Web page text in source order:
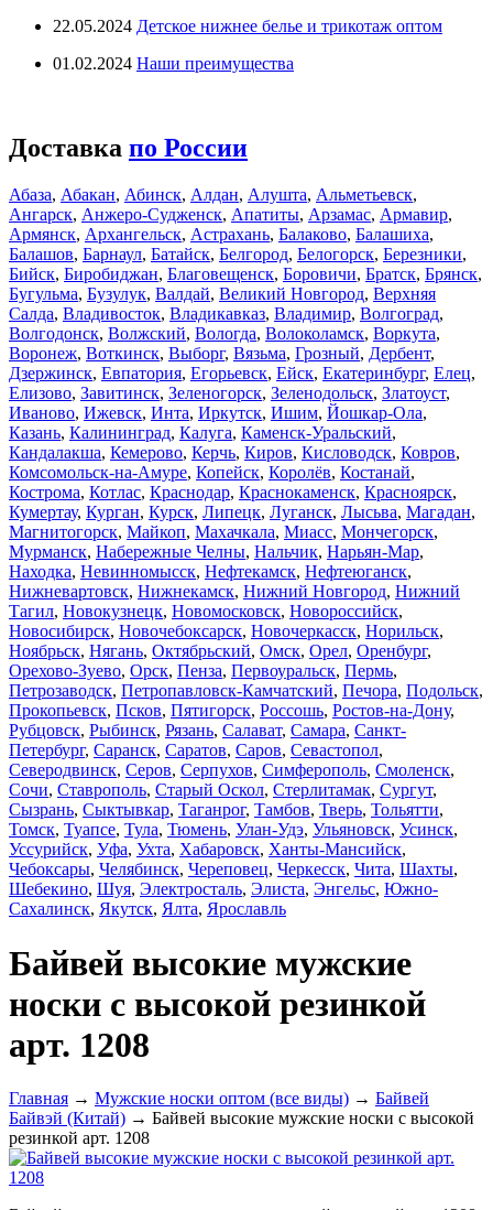
22.05.2024 Детское нижнее белье и трикотаж оптом
01.02.2024 Наши преимущества
Доставка по России
Абаза, Абакан, Абинск, Алдан, Алушта, Альметьевск,
Ангарск, Анжеро-Судженск, Апатиты, Арзамас, Армавир,
Армянск, Архангельск, Астрахань, Балаково, Балашиха,
Балашов, Барнаул, Батайск, Белгород, Белогорск, Березники,
Бийск, Биробиджан, Благовещенск, Боровичи, Братск, Брянск,
Бугульма, Бузулук, Валдай, Великий Новгород, Верхняя
Салда, Владивосток, Владикавказ, Владимир, Волгоград,
Волгодонск, Волжский, Вологда, Волоколамск, Воркута,
Воронеж, Воткинск, Выборг, Вязьма, Грозный, Дербент,
Дзержинск, Евпатория, Егорьевск, Ейск, Екатеринбург, Елец,
Елизово, Завитинск, Зеленогорск, Зеленодольск, Златоуст,
Иваново, Ижевск, Инта, Иркутск, Ишим, Йошкар-Ола,
Казань, Калининград, Калуга, Каменск-Уральский,
Кандалакша, Кемерово, Керчь, Киров, Кисловодск, Ковров,
Комсомольск-на-Амуре, Копейск, Королёв, Костанай,
Кострома, Котлас, Краснодар, Краснокаменск, Красноярск,
Кумертау, Курган, Курск, Липецк, Луганск, Лысьва, Магадан,
Магнитогорск, Майкоп, Махачкала, Миасс, Мончегорск,
Мурманск, Набережные Челны, Нальчик, Нарьян-Мар,
Находка, Невинномысск, Нефтекамск, Нефтеюганск,
Нижневартовск, Нижнекамск, Нижний Новгород, Нижний
Тагил, Новокузнецк, Новомосковск, Новороссийск,
Новосибирск, Новочебоксарск, Новочеркасск, Норильск,
Ноябрьск, Нягань, Октябрьский, Омск, Орел, Оренбург,
Орехово-Зуево, Орск, Пенза, Первоуральск, Пермь,
Петрозаводск, Петропавловск-Камчатский, Печора, Подольск,
Прокопьевск, Псков, Пятигорск, Россошь, Ростов-на-Дону,
Рубцовск, Рыбинск, Рязань, Салават, Самара, Санкт-
Петербург, Саранск, Саратов, Саров, Севастопол,
Северодвинск, Серов, Серпухов, Симферополь, Смоленск,
Сочи, Ставрополь, Старый Оскол, Стерлитамак, Сургут,
Сызрань, Сыктывкар, Таганрог, Тамбов, Тверь, Тольятти,
Томск, Туапсе, Тула, Тюмень, Улан-Удэ, Ульяновск, Усинск,
Уссурийск, Уфа, Ухта, Хабаровск, Ханты-Мансийск,
Чебоксары, Челябинск, Череповец, Черкесск, Чита, Шахты,
Шебекино, Шуя, Электросталь, Элиста, Энгельс, Южно-
Сахалинск, Якутск, Ялта, Ярославль
Байвей высокие мужские
носки с высокой резинкой
арт. 1208
Главная → Мужские носки оптом (все виды) → Байвей
Байвэй (Китай) → Байвей высокие мужские носки с высокой
резинкой арт. 1208